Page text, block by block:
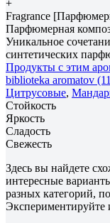
+
Fragrance
Парфюмерная
Уникальное
синтетических
Продукты с этим
biblioteka aromatov
Цитрусовые,
Стойкость
Яркость
Сладость
Свежесть
Здесь вы найдете
интересные
разных категорий,
Экспериментируйте